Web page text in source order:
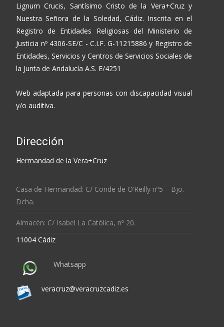
Lignum Crucis, Santísimo Cristo de la Vera+Cruz y
Nuestra Señora de la Soledad, Cádiz. Inscrita en el
Registro de Entidades Religiosas del Ministerio de
Justicia nº 4306-SE/C - C.I.F. G-11215886 y Registro de
Entidades, Servicios y Centros de Servicios Sociales de
la Junta de Andalucía A.S. E/4251
Web adaptada para personas con discapacidad visual
y/o auditiva.
Dirección
Hermandad de la Vera+Cruz
Casa de Hermandad: C/ Conde de O’Reilly nº5 – Bjo.
Dcha.
Almacén: C/ Isabel La Católica, nº 20.
11004 Cádiz
Whatsapp
veracruz@veracruzcadiz.es